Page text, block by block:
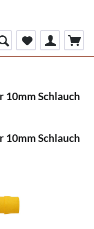
10mm Schlauch
10mm Schlauch